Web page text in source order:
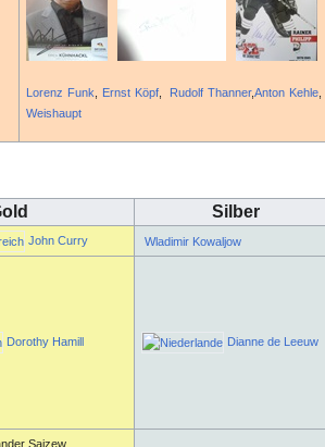
Lorenz Funk Ernst Köpf, Rudolf Thanner,Anton Kehle,
Weishaupt
Silber
John Curry Wladimir Kowaljow
Dorothy Hamill Dianne de Leeuw
Saizew